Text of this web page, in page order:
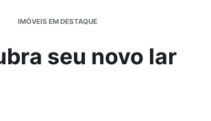
IMÓVEIS EM DESTAQUE
seu novo lar